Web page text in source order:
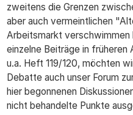
zweitens die Grenzen
aber auch vermeintlichen
Arbeitsmarkt
einzelne Beiträge in früheren
u.a. Heft 119/120, möchten
Debatte auch unser Forum
hier begonnenen
nicht behandelte Punkte